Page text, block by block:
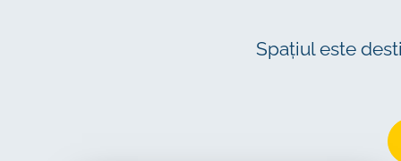
Spațiul este